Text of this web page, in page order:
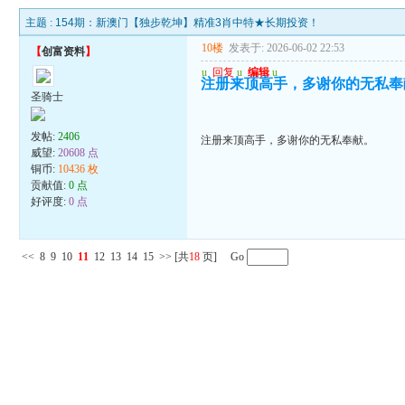
主题 : 154期：新澳门【独步乾坤】精准3肖中特★长期投资！
【创富资料】
圣骑士
发帖:2406
威望:20608 点
铜币: 10436 枚
贡献值:0 点
好评度:0 点
10楼 发表于: 2026-06-02 22:53
u 回复 u 编辑 u
注册来顶高手，多谢你的无私奉
注册来顶高手，多谢你的无私奉献。
<< 8 9 10 11 12 13 14 15 >> [共18 页] Go